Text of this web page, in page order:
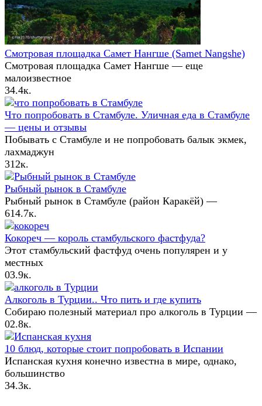
Смотровая площадка Самет Нангше (Samet Nangshe)
Смотровая площадка Самет Нангше — еще
малоизвестное
34.4к.
Что попробовать в Стамбуле. Уличная еда в Стамбуле
— цены и отзывы
Побывать с Стамбуле и не попробовать балык экмек,
лахмаджун
312к.
Рыбный рынок в Стамбуле
Рыбный рынок в Стамбуле (район Каракёй) —
614.7к.
Кокореч — король стамбульского фастфуда?
Этот стамбульский фастфуд очень популярен и у
местных
03.9к.
Алкоголь в Турции.. Что пить и где купить
Собираю полезный материал про алкоголь в Турции —
02.8к.
10 блюд, которые стоит попробовать в Испании
Испанская кухня конечно известна в мире, однако,
большинство
34.3к.